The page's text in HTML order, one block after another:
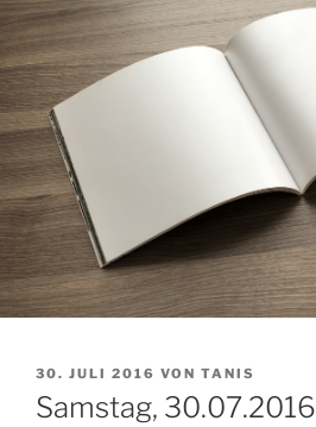
VERÖFFENTLICHT
AM
30. JULI 2016 VON TANIS
Samstag, 30.07.2016